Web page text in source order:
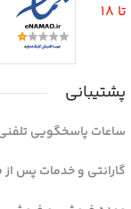
پشتیبانی
ساعات پاسخگویی تلفنی 9 صبح الی
گارانتی و خدمات پس